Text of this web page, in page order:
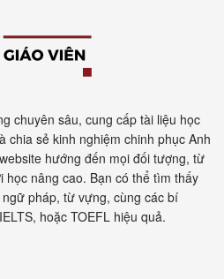
chuyên sâu, cung cấp tài liệu học
chia sẻ kinh nghiệm chinh phục Anh
hướng đến mọi đối tượng, từ
nâng cao. Bạn có thể tìm thấy
pháp, từ vựng, cùng các bí
hoặc TOEFL hiệu quả.